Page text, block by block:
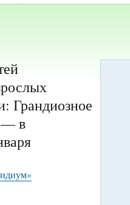
Грандиозное
— в